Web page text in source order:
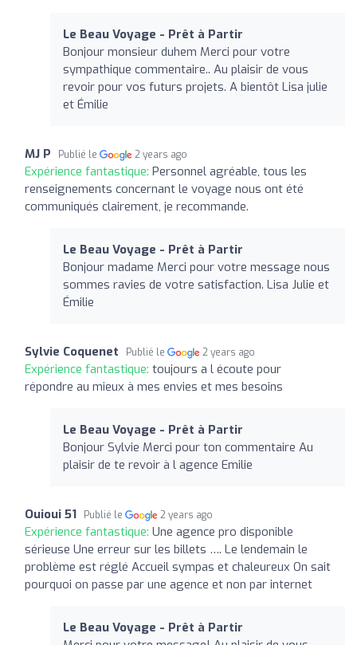
Le Beau Voyage - Prêt à Partir
Bonjour monsieur duhem Merci pour votre
sympathique commentaire.. Au plaisir de vous
revoir pour vos futurs projets. A bientôt Lisa julie
et Émilie
MJ P Publié le 2 years ago
Expérience fantastique: Personnel agréable, tous les
renseignements concernant le voyage nous ont été
communiqués clairement, je recommande.
Le Beau Voyage - Prêt à Partir
Bonjour madame Merci pour votre message nous
sommes ravies de votre satisfaction. Lisa Julie et
Émilie
Sylvie Coquenet Publié le 2 years ago
Expérience fantastique: toujours a l écoute pour
répondre au mieux à mes envies et mes besoins
Le Beau Voyage - Prêt à Partir
Bonjour Sylvie Merci pour ton commentaire Au
plaisir de te revoir à l agence Emilie
Ouioui 51 Publié le 2 years ago
Expérience fantastique: Une agence pro disponible
sérieuse Une erreur sur les billets …. Le lendemain le
problème est réglé Accueil sympas et chaleureux On sait
pourquoi on passe par une agence et non par internet
Le Beau Voyage - Prêt à Partir